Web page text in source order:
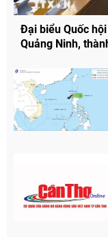
Đại biểu Quốc
Quảng Ninh,